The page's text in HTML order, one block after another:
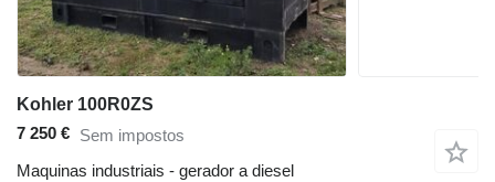
Kohler 100R0ZS
7 250 € Sem impostos
Maquinas industriais - gerador a diesel